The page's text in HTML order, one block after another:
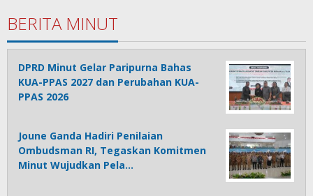
BERITA MINUT
DPRD Minut Gelar Paripurna Bahas
KUA-PPAS 2027 dan Perubahan KUA-
PPAS 2026
Joune Ganda Hadiri Penilaian
Ombudsman RI, Tegaskan Komitmen
Minut Wujudkan Pela…